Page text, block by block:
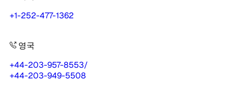
+1-252-477-1362
영국
+44-203-957-8553/
+44-203-949-5508